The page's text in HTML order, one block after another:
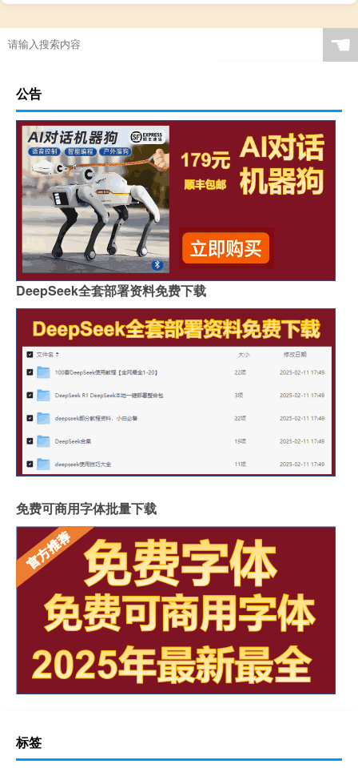
☚
公告
DeepSeek全套部署资料免费下载
免费可商用字体批量下载
标签